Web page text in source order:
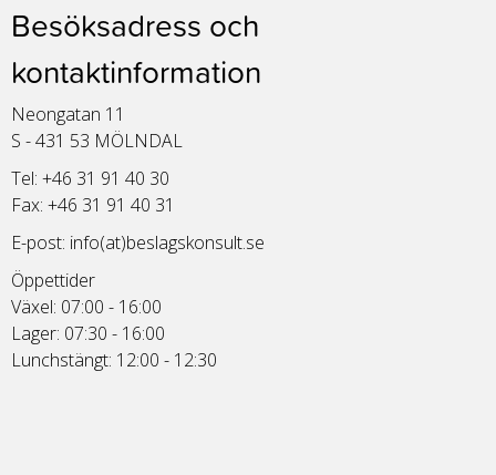
Besöksadress och
kontaktinformation
Neongatan 11
S - 431 53 MÖLNDAL
Tel: +46 31 91 40 30
Fax: +46 31 91 40 31
E-post: info(at)beslagskonsult.se
Öppettider
Växel: 07:00 - 16:00
Lager: 07:30 - 16:00
Lunchstängt: 12:00 - 12:30